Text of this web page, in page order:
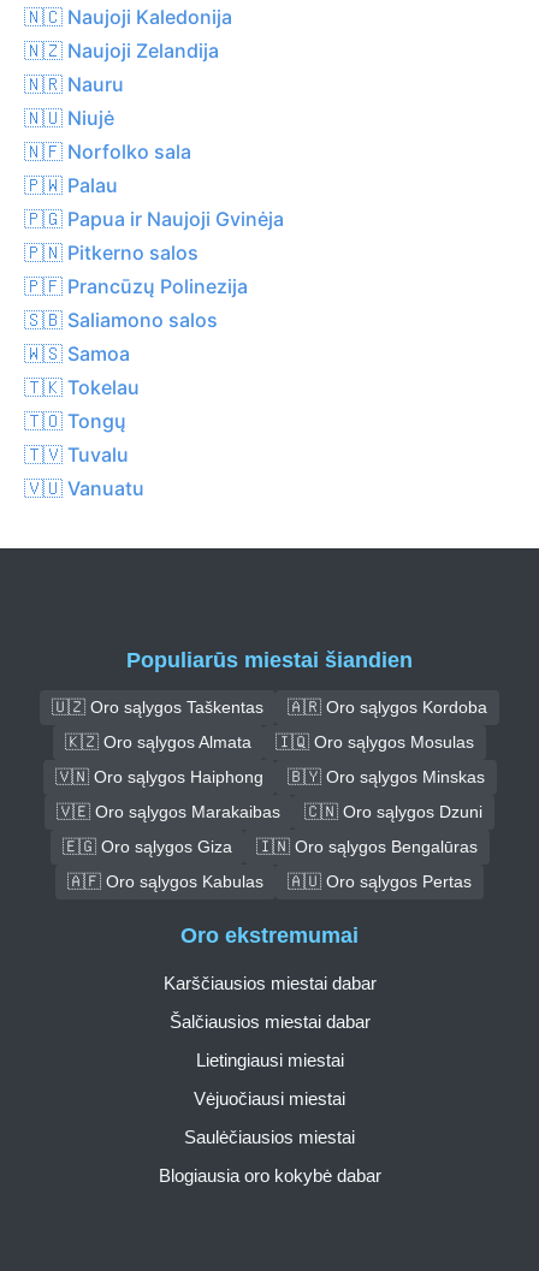
🇳🇨 Naujoji Kaledonija
🇳🇿 Naujoji Zelandija
🇳🇷 Nauru
🇳🇺 Niujė
🇳🇫 Norfolko sala
🇵🇼 Palau
🇵🇬 Papua ir Naujoji Gvinėja
🇵🇳 Pitkerno salos
🇵🇫 Prancūzų Polinezija
🇸🇧 Saliamono salos
🇼🇸 Samoa
🇹🇰 Tokelau
🇹🇴 Tongų
🇹🇻 Tuvalu
🇻🇺 Vanuatu
Populiarūs miestai šiandien
🇺🇿 Oro sąlygos Taškentas
🇦🇷 Oro sąlygos Kordoba
🇰🇿 Oro sąlygos Almata
🇮🇶 Oro sąlygos Mosulas
🇻🇳 Oro sąlygos Haiphong
🇧🇾 Oro sąlygos Minskas
🇻🇪 Oro sąlygos Marakaibas
🇨🇳 Oro sąlygos Dzuni
🇪🇬 Oro sąlygos Giza
🇮🇳 Oro sąlygos Bengalūras
🇦🇫 Oro sąlygos Kabulas
🇦🇺 Oro sąlygos Pertas
Oro ekstremumai
Karščiausios miestai dabar
Šalčiausios miestai dabar
Lietingiausi miestai
Vėjuočiausi miestai
Saulėčiausios miestai
Blogiausia oro kokybė dabar